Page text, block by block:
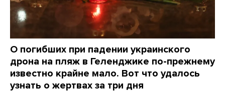
О погибших при падении украинского
дрона на пляж в Геленджике по-прежнему
известно крайне мало. Вот что удалось
узнать о жертвах за три дня